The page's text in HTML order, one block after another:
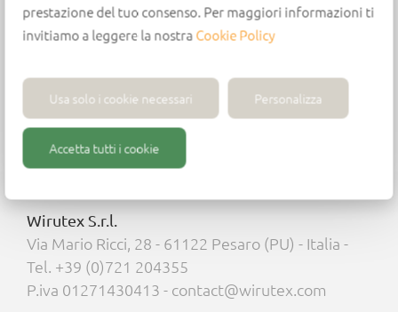
prestazione del tuo consenso. Per maggiori informazioni ti
invitiamo a leggere la nostraCookie Policy
Usa solo i cookie necessari Personalizza
Accetta tutti i cookie
Centring point h= 1 mm
2 cutting edges in HW
Wirutex S.r.l.
Via Mario Ricci, 28 - 61122 Pesaro (PU) - Italia -
Tel. +39 (0)721 204355
P.iva 01271430413 - contact@wirutex.com